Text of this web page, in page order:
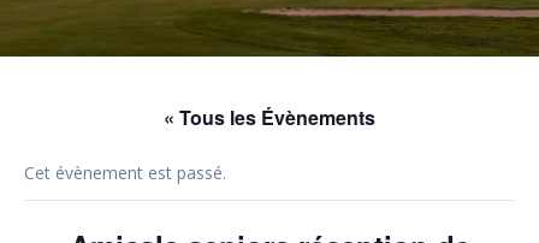
« Tous les Évènements
Cet évènement est passé.